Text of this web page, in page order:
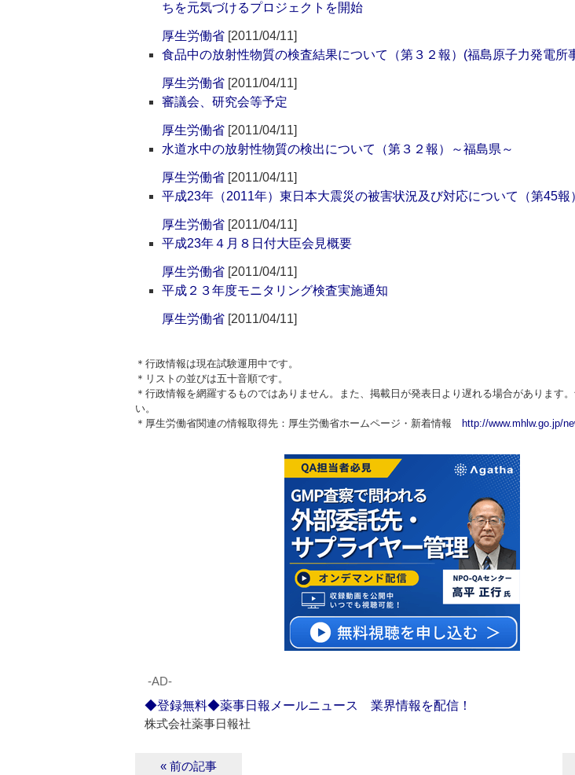
ちを元気づけるプロジェクトを開始
厚生労働省 [2011/04/11]
食品中の放射性物質の検査結果について（第３２報）(福島原子力発電所
厚生労働省 [2011/04/11]
審議会、研究会等予定
厚生労働省 [2011/04/11]
水道水中の放射性物質の検出について（第３２報）～福島県～
厚生労働省 [2011/04/11]
平成23年（2011年）東日本大震災の被害状況及び対応について（第45報
厚生労働省 [2011/04/11]
平成23年４月８日付大臣会見概要
厚生労働省 [2011/04/11]
平成２３年度モニタリング検査実施通知
厚生労働省 [2011/04/11]
＊行政情報は現在試験運用中です。
＊リストの並びは五十音順です。
＊行政情報を網羅するものではありません。また、掲載日が発表日より遅れる場合があります
い。
＊厚生労働省関連の情報取得先：厚生労働省ホームページ・新着情報
http://www.mhlw.go.jp/
‐AD‐
◆登録無料◆薬事日報メールニュース 業界情報を配信！
株式会社薬事日報社
« 前の記事